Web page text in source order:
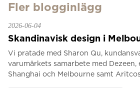
Fler blogginlägg
2026-06-04
Skandinavisk design i
Vi pratade med Sharon Qu,
varumärkets samarbete med Dezeen,
Shanghai och Melbourne samt